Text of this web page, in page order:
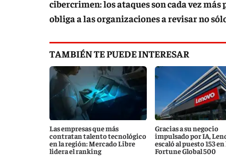
cibercrimen: los ataques son cada vez
obliga a las organizaciones a revisar no
TAMBIÉN TE PUEDE INTERESAR
Las empresas que más
contratan talento tecnológico
en la región: Mercado Libre
lidera el ranking
Gracias a su negocio
impulsado por IA,
escaló al puesto 153
Fortune Global 500